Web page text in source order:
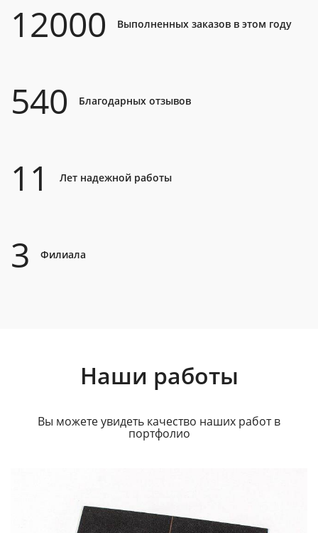
12000 Выполненных заказов в этом году
540 Благодарных отзывов
11 Лет надежной работы
3 Филиала
Наши работы
Вы можете увидеть качество наших работ в
портфолио